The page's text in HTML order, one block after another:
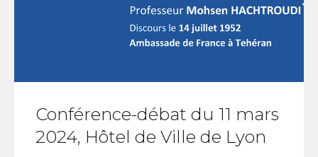
Conférence-débat du 11 mars
2024, Hôtel de Ville de Lyon